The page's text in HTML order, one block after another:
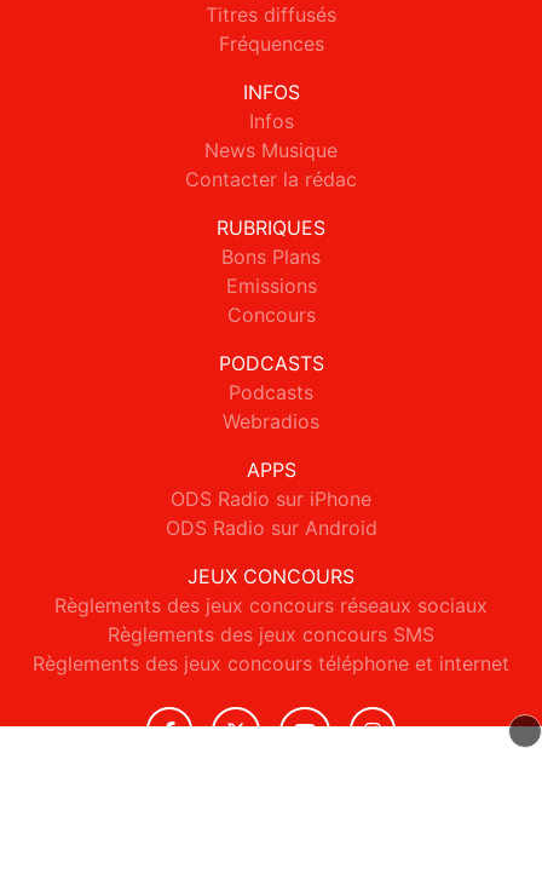
Titres diffusés
Fréquences
INFOS
Infos
News Musique
Contacter la rédac
RUBRIQUES
Bons Plans
Emissions
Concours
PODCASTS
Podcasts
Webradios
APPS
ODS Radio sur iPhone
ODS Radio sur Android
JEUX CONCOURS
Règlements des jeux concours réseaux sociaux
Règlements des jeux concours SMS
Règlements des jeux concours téléphone et internet